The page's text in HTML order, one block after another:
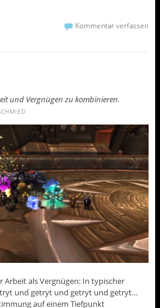
Kommentar verfassen
und Vergnügen zu kombinieren.
Arbeit als Vergnügen: In typischer
und getryt und getryt und getryt…
auf einem Tiefpunkt